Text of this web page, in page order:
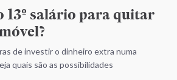
13º salário para quitar
de investir o dinheiro extra numa
quais são as possibilidades